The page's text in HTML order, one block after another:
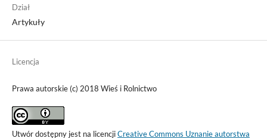
Dział
Artykuły
Licencja
Prawa autorskie (c) 2018 Wieś i Rolnictwo
Utwór dostępny jest na licencjiCreative Commons Uznanie autorstwa